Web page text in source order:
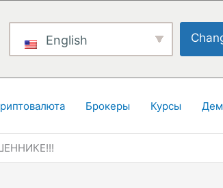
English
Брокеры Курсы